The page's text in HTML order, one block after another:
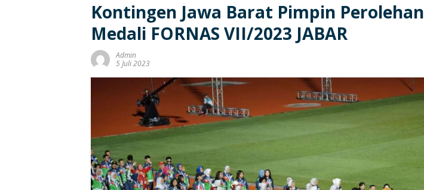
Kontingen Jawa Barat Pimpin Perolehan
Medali FORNAS VII/2023 JABAR
Admin
5 Juli 2023